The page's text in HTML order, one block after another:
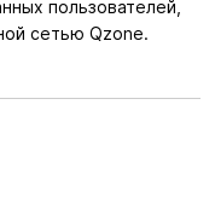
пользователей,
сетью Qzone.